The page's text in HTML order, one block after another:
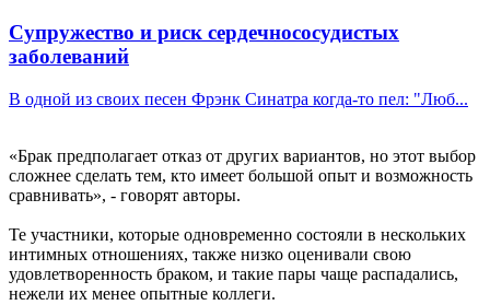
Супружество и риск сердечнососудистых
заболеваний
В одной из своих песен Фрэнк Синатра когда-то пел: "Люб...
«Брак предполагает отказ от других вариантов, но этот выбор
сложнее сделать тем, кто имеет большой опыт и возможность
сравнивать», - говорят авторы.
Те участники, которые одновременно состояли в нескольких
интимных отношениях, также низко оценивали свою
удовлетворенность браком, и такие пары чаще распадались,
нежели их менее опытные коллеги.